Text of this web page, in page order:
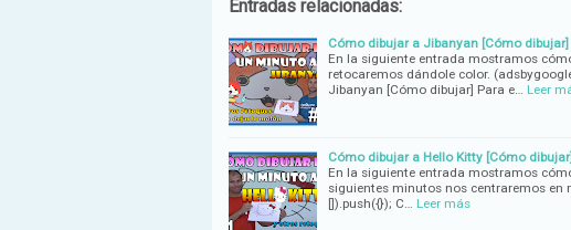
Entradas relacionadas:
Cómo dibujar a Jibanyan [Cómo dibujar]
En la siguiente entrada mostramos
retocaremos dándole color.
Jibanyan [Cómo dibujar] Para e… Leer
Cómo dibujar a Hello Kitty [Cómo dibujar]
En la siguiente entrada mostramos
siguientes minutos nos centraremos
[]).push({}); C… Leer más